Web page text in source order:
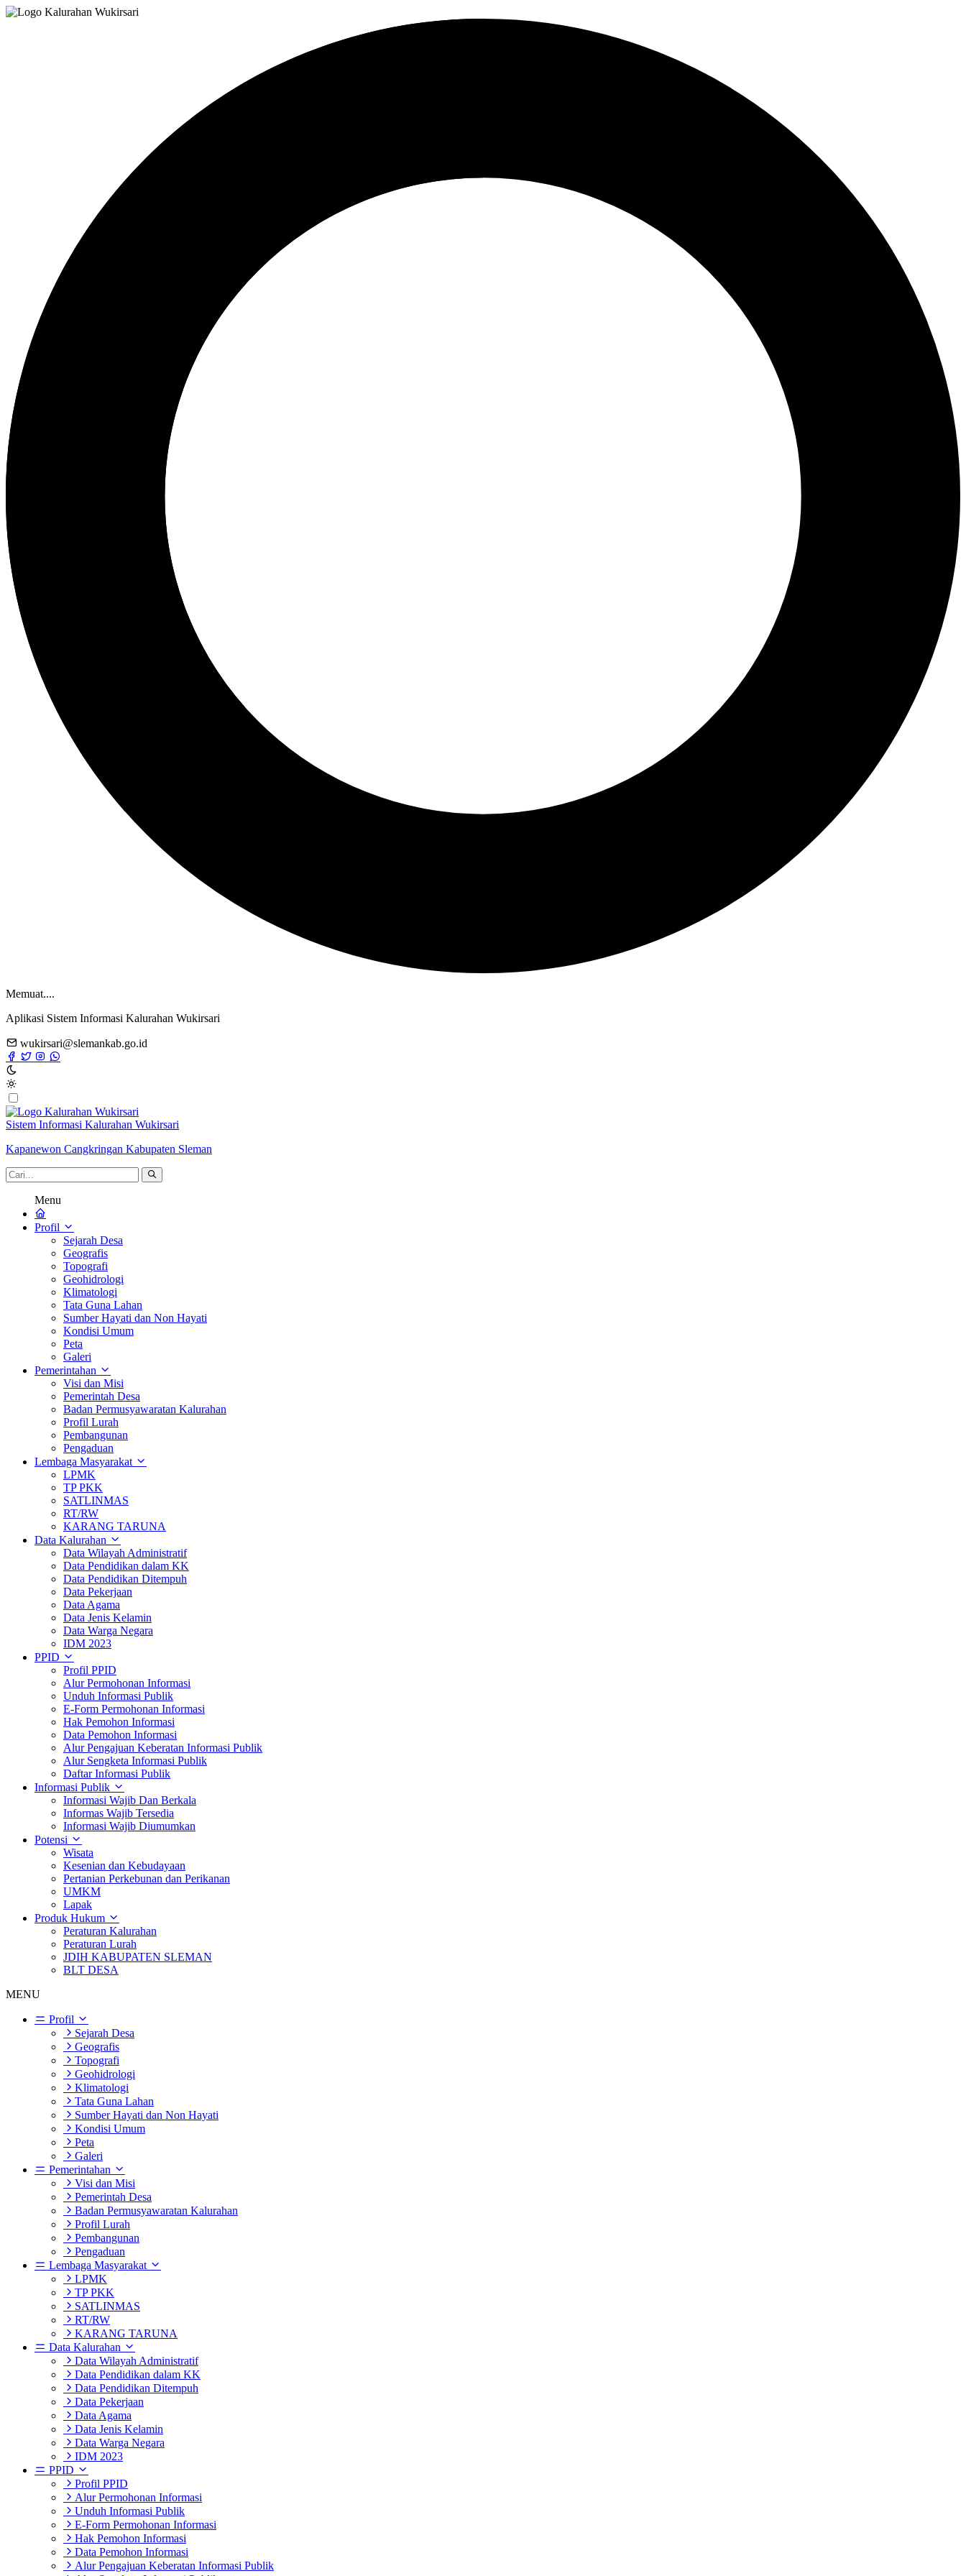
Memuat....
Aplikasi Sistem Informasi Kalurahan Wukirsari
wukirsari@slemankab.go.id
Sistem Informasi Kalurahan Wukirsari
Kapanewon Cangkringan Kabupaten Sleman
Menu
Profil
Sejarah Desa
Geografis
Topografi
Geohidrologi
Klimatologi
Tata Guna Lahan
Sumber Hayati dan Non Hayati
Kondisi Umum
Peta
Galeri
Pemerintahan
Visi dan Misi
Pemerintah Desa
Badan Permusyawaratan Kalurahan
Profil Lurah
Pembangunan
Pengaduan
Lembaga Masyarakat
LPMK
TP PKK
SATLINMAS
RT/RW
KARANG TARUNA
Data Kalurahan
Data Wilayah Administratif
Data Pendidikan dalam KK
Data Pendidikan Ditempuh
Data Pekerjaan
Data Agama
Data Jenis Kelamin
Data Warga Negara
IDM 2023
PPID
Profil PPID
Alur Permohonan Informasi
Unduh Informasi Publik
E-Form Permohonan Informasi
Hak Pemohon Informasi
Data Pemohon Informasi
Alur Pengajuan Keberatan Informasi Publik
Alur Sengketa Informasi Publik
Daftar Informasi Publik
Informasi Publik
Informasi Wajib Dan Berkala
Informas Wajib Tersedia
Informasi Wajib Diumumkan
Potensi
Wisata
Kesenian dan Kebudayaan
Pertanian Perkebunan dan Perikanan
UMKM
Lapak
Produk Hukum
Peraturan Kalurahan
Peraturan Lurah
JDIH KABUPATEN SLEMAN
BLT DESA
MENU
Profil
Sejarah Desa
Geografis
Topografi
Geohidrologi
Klimatologi
Tata Guna Lahan
Sumber Hayati dan Non Hayati
Kondisi Umum
Peta
Galeri
Pemerintahan
Visi dan Misi
Pemerintah Desa
Badan Permusyawaratan Kalurahan
Profil Lurah
Pembangunan
Pengaduan
Lembaga Masyarakat
LPMK
TP PKK
SATLINMAS
RT/RW
KARANG TARUNA
Data Kalurahan
Data Wilayah Administratif
Data Pendidikan dalam KK
Data Pendidikan Ditempuh
Data Pekerjaan
Data Agama
Data Jenis Kelamin
Data Warga Negara
IDM 2023
PPID
Profil PPID
Alur Permohonan Informasi
Unduh Informasi Publik
E-Form Permohonan Informasi
Hak Pemohon Informasi
Data Pemohon Informasi
Alur Pengajuan Keberatan Informasi Publik